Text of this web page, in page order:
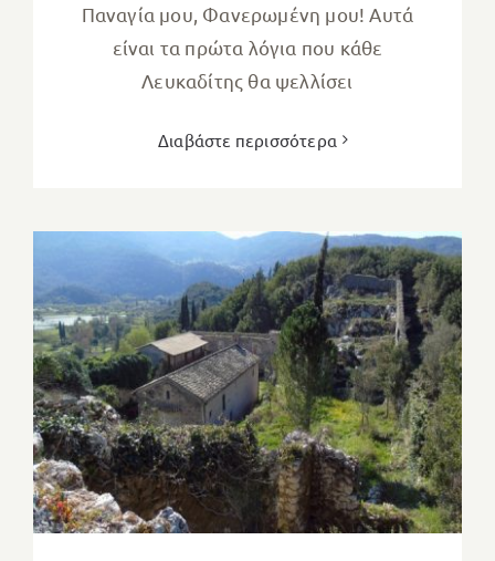
Παναγία μου, Φανερωμένη μου! Αυτά
είναι τα πρώτα λόγια που κάθε
Λευκαδίτης θα ψελλίσει
Διαβάστε περισσότερα